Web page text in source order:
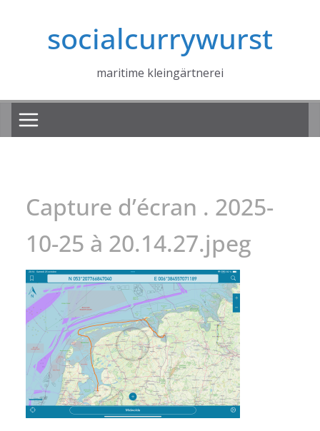
socialcurrywurst
maritime kleingärtnerei
Capture d’écran . 2025-
10-25 à 20.14.27.jpeg